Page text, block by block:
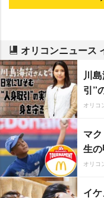
オリコンニュース
川
引”
オリコ
マ
生の
オリコ
イ